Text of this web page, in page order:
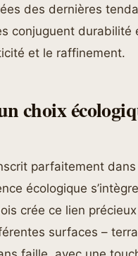
des dernières
conjuguent
et le raffinement.
choix
parfaitement
écologique
crée ce lien
surfaces –